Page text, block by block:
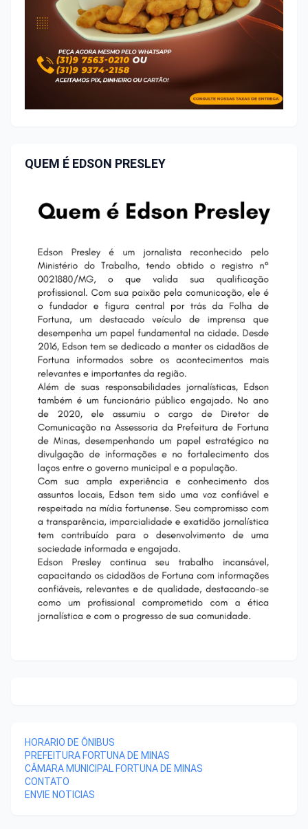
QUEM É EDSON PRESLEY
HORARIO DE ÔNIBUS
PREFEITURA FORTUNA DE MINAS
CÂMARA MUNICIPAL FORTUNA DE MINAS
CONTATO
ENVIE NOTICIAS